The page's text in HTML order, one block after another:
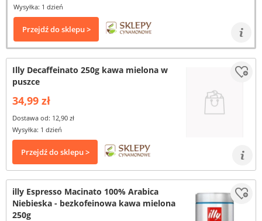
Wysyłka: 1 dzień
Przejdź do sklepu >
Illy Decaffeinato 250g kawa mielona w
puszce
34,99 zł
Dostawa od: 12,90 zł
Wysyłka: 1 dzień
Przejdź do sklepu >
illy Espresso Macinato 100% Arabica
Niebieska - bezkofeinowa kawa mielona
250g